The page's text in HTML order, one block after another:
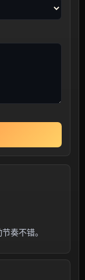
奏不错。